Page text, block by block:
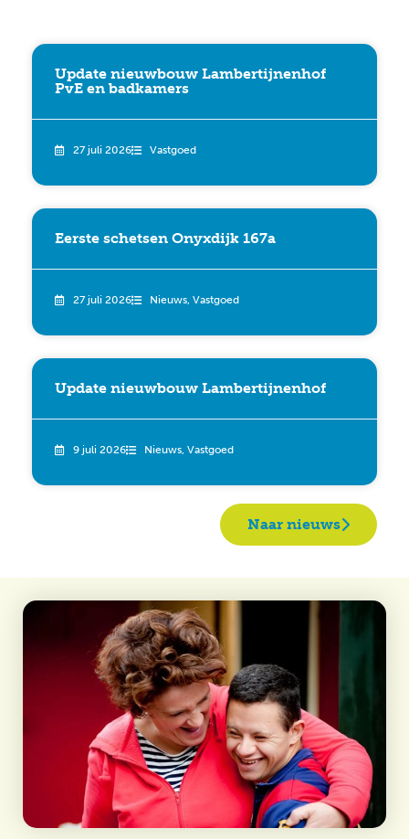
Update nieuwbouw Lambertijnenhof
PvE en badkamers
27 juli 2026 Vastgoed
Eerste schetsen Onyxdijk 167a
27 juli 2026 Nieuws, Vastgoed
Update nieuwbouw Lambertijnenhof
9 juli 2026 Nieuws, Vastgoed
Naar nieuws